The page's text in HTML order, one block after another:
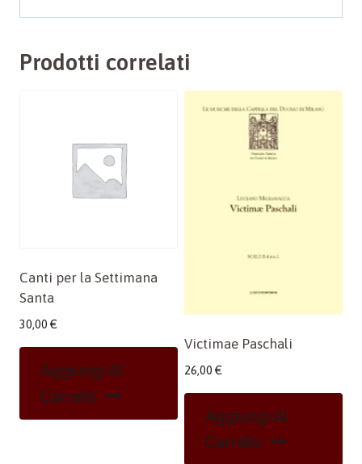
Prodotti correlati
Canti per la Settimana
Santa
30,00 €
Aggiungi Al
Carrello
Victimae Paschali
26,00 €
Aggiungi Al
Carrello